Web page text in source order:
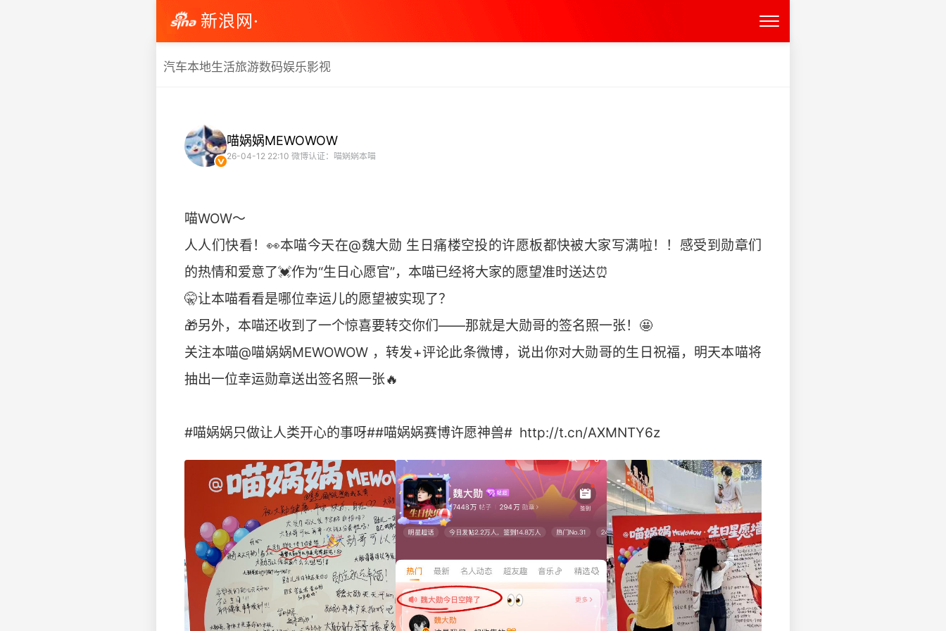
新浪网·
汽车本地生活旅游数码娱乐影视
喵娲娲MEWOWOW
26-04-12 22:10 微博认证：喵娲娲本喵
喵WOW～
人人们快看！👀本喵今天在@魏大勋 生日痛楼空投的许愿板都快被大家写满啦！！感受到勋章们
的热情和爱意了💓作为“生日心愿官”，本喵已经将大家的愿望准时送达⏰
🤫让本喵看看是哪位幸运儿的愿望被实现了？
🎁另外，本喵还收到了一个惊喜要转交你们——那就是大勋哥的签名照一张！🤩
关注本喵@喵娲娲MEWOWOW ，转发+评论此条微博，说出你对大勋哥的生日祝福，明天本喵将
抽出一位幸运勋章送出签名照一张🔥
#喵娲娲只做让人类开心的事呀##喵娲娲赛博许愿神兽# ​​​ http://t.cn/AXMNTY6z